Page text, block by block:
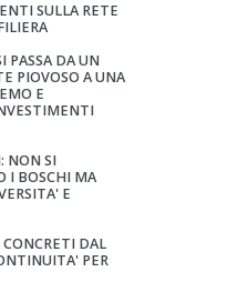
SULLA RETE
PASSA DA UN
PIOVOSO A UNA
E
NON SI
I BOSCHI MA
E
DAL
PER